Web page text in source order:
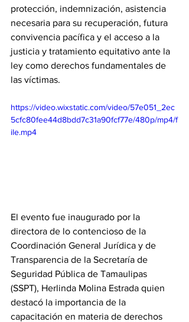
protección, indemnización, asistencia
necesaria para su recuperación, futura
convivencia pacífica y el acceso a la
justicia y tratamiento equitativo ante la
ley como derechos fundamentales de
las víctimas.
https://video.wixstatic.com/video/57e051_2ec
5cfc80fee44d8bdd7c31a90fcf77e/480p/mp4/f
ile.mp4
El evento fue inaugurado por la
directora de lo contencioso de la
Coordinación General Jurídica y de
Transparencia de la Secretaría de
Seguridad Pública de Tamaulipas
(SSPT), Herlinda Molina Estrada quien
destacó la importancia de la
capacitación en materia de derechos